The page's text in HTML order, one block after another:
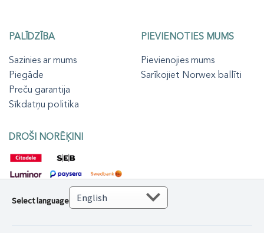
PALĪDZĪBA
Sazinies ar mums
Piegāde
Preču garantija
Sīkdatņu politika
PIEVIENOTIES MUMS
Pievienojies mums
Sarīkojiet Norwex ballīti
DROŠI NORĒĶINI
Select language